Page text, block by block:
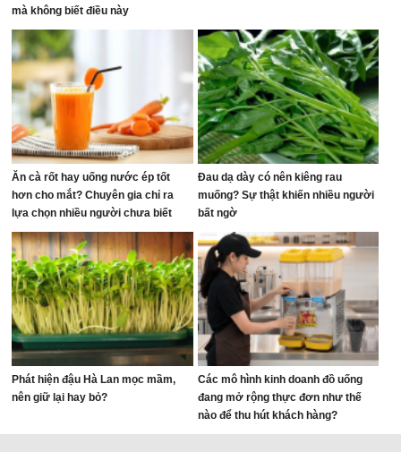
mà không biết điều này
Ăn cà rốt hay uống nước ép tốt
hơn cho mắt? Chuyên gia chỉ ra
lựa chọn nhiều người chưa biết
Đau dạ dày có nên kiêng rau
muống? Sự thật khiến nhiều người
bất ngờ
Phát hiện đậu Hà Lan mọc mầm,
nên giữ lại hay bỏ?
Các mô hình kinh doanh đồ uống
đang mở rộng thực đơn như thế
nào để thu hút khách hàng?